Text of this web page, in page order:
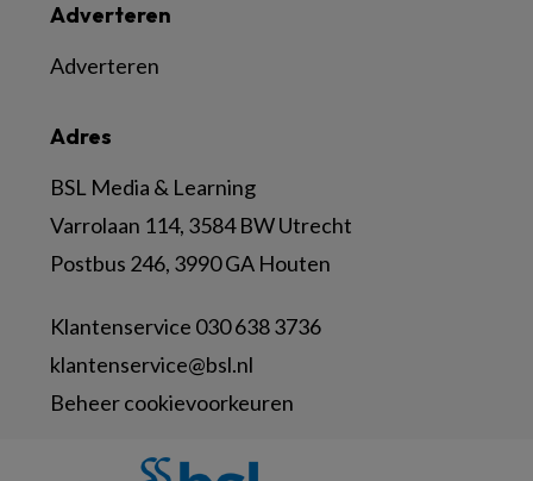
Adres
BSL Media & Learning
Varrolaan 114, 3584 BW Utrecht
Postbus 246, 3990 GA Houten
Klantenservice 030 638 3736
klantenservice@bsl.nl
Beheer cookievoorkeuren
Adverteren
Adverteren